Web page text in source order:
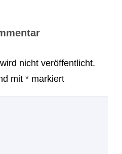
nicht veröffentlicht.
mit * markiert